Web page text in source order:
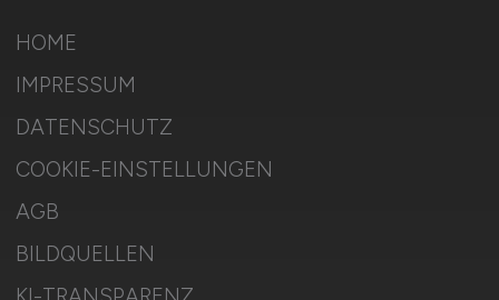
HOME
IMPRESSUM
DATENSCHUTZ
COOKIE-EINSTELLUNGEN
AGB
BILDQUELLEN